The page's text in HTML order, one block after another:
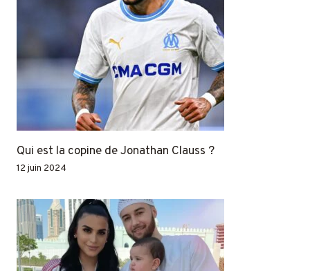
Qui est la copine de Jonathan Clauss ?
12 juin 2024